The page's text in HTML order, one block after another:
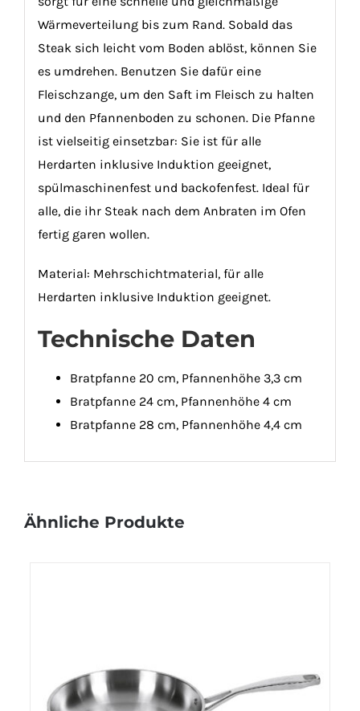
Wärmeverteilung bis zum Rand. Sobald das
Steak sich leicht vom Boden ablöst, können Sie
es umdrehen. Benutzen Sie dafür eine
Fleischzange, um den Saft im Fleisch zu halten
und den Pfannenboden zu schonen. Die Pfanne
ist vielseitig einsetzbar: Sie ist für alle
Herdarten inklusive Induktion geeignet,
spülmaschinenfest und backofenfest. Ideal für
alle, die ihr Steak nach dem Anbraten im Ofen
fertig garen wollen.
Material: Mehrschichtmaterial, für alle
Herdarten inklusive Induktion geeignet.
Technische Daten
Bratpfanne 20 cm, Pfannenhöhe 3,3 cm
Bratpfanne 24 cm, Pfannenhöhe 4 cm
Bratpfanne 28 cm, Pfannenhöhe 4,4 cm
Ähnliche Produkte